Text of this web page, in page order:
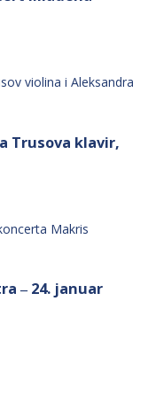
Trusova klavir,
‒ 24. januar